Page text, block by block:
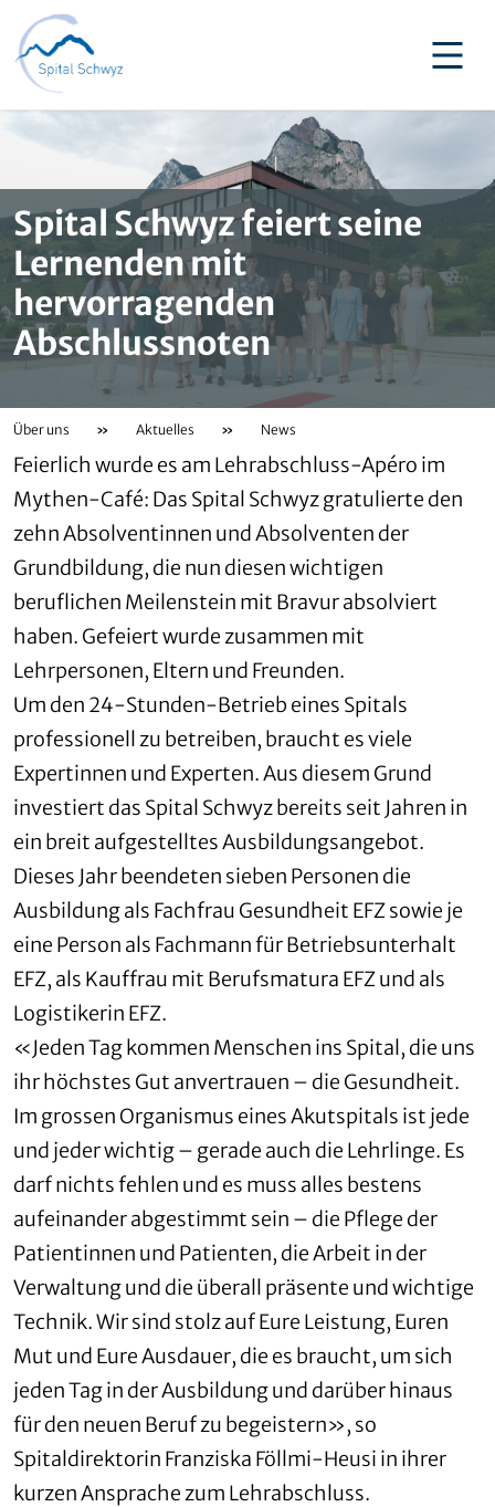
Spital Schwyz feiert seine
Lernenden mit
hervorragenden
Abschlussnoten
Über uns » Aktuelles » News
Feierlich wurde es am Lehrabschluss-Apéro im
Mythen-Café: Das Spital Schwyz gratulierte den
zehn Absolventinnen und Absolventen der
Grundbildung, die nun diesen wichtigen
beruflichen Meilenstein mit Bravur absolviert
haben. Gefeiert wurde zusammen mit
Lehrpersonen, Eltern und Freunden.
Um den 24-Stunden-Betrieb eines Spitals
professionell zu betreiben, braucht es viele
Expertinnen und Experten. Aus diesem Grund
investiert das Spital Schwyz bereits seit Jahren in
ein breit aufgestelltes Ausbildungsangebot.
Dieses Jahr beendeten sieben Personen die
Ausbildung als Fachfrau Gesundheit EFZ sowie je
eine Person als Fachmann für Betriebsunterhalt
EFZ, als Kauffrau mit Berufsmatura EFZ und als
Logistikerin EFZ.
«Jeden Tag kommen Menschen ins Spital, die uns
ihr höchstes Gut anvertrauen – die Gesundheit.
Im grossen Organismus eines Akutspitals ist jede
und jeder wichtig – gerade auch die Lehrlinge. Es
darf nichts fehlen und es muss alles bestens
aufeinander abgestimmt sein – die Pflege der
Patientinnen und Patienten, die Arbeit in der
Verwaltung und die überall präsente und wichtige
Technik. Wir sind stolz auf Eure Leistung, Euren
Mut und Eure Ausdauer, die es braucht, um sich
jeden Tag in der Ausbildung und darüber hinaus
für den neuen Beruf zu begeistern», so
Spitaldirektorin Franziska Föllmi-Heusi in ihrer
kurzen Ansprache zum Lehrabschluss.